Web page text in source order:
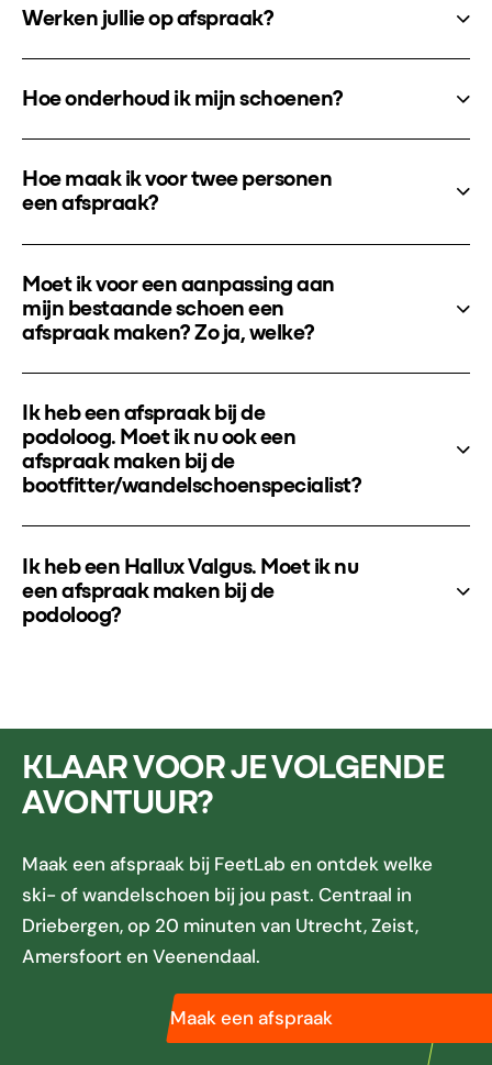
Werken jullie op afspraak?
Hoe onderhoud ik mijn schoenen?
Hoe maak ik voor twee personen
een afspraak?
Moet ik voor een aanpassing aan
mijn bestaande schoen een
afspraak maken? Zo ja, welke?
Ik heb een afspraak bij de
podoloog. Moet ik nu ook een
afspraak maken bij de
bootfitter/wandelschoenspecialist?
Ik heb een Hallux Valgus. Moet ik nu
een afspraak maken bij de
podoloog?
KLAAR VOOR JE VOLGENDE
AVONTUUR?
Maak een afspraak bij FeetLab en ontdek welke
ski- of wandelschoen bij jou past. Centraal in
Driebergen, op 20 minuten van Utrecht, Zeist,
Amersfoort en Veenendaal.
Maak een afspraak